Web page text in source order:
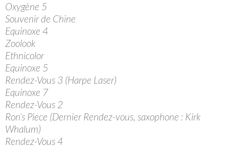
Oxygène 5
Souvenir de Chine
Equinoxe 4
Zoolook
Ethnicolor
Equinoxe 5
Rendez-Vous 3 (Harpe Laser)
Equinoxe 7
Rendez-Vous 2
Ron’s Piece (Dernier Rendez-vous, saxophone : Kirk
Whalum)
Rendez-Vous 4